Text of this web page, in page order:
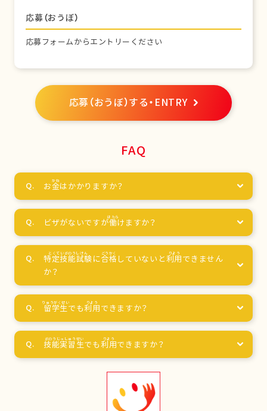
応募（おうぼ）
応募フォームからエントリーください
応募（おうぼ）する・ENTRY
FAQ
お金はかかりますか？
ビザがないですが働けますか？
特定技能試験に合格 していないと利用 できません
か？
留学生でも利用 できますか？
技能実習生でも利用できますか？